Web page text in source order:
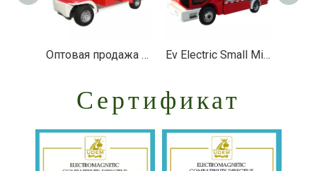
Оптовая продажа производителя 4-местная мини-электрическая пожарная тележка с коробкой - EG6010F Ev Electric Small Mini Firetruck Пожарный автомобиль Пожарная машина - EG6040F
Сертификат